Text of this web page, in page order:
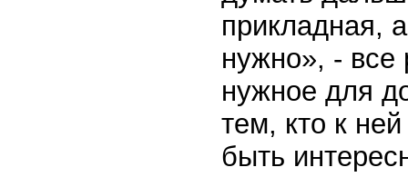
прикладная,
нужно», - все
нужное для
тем, кто к
быть